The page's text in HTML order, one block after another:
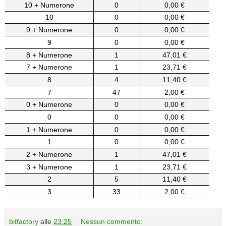
10 + Numerone
0
0,00 €
10
0
0,00 €
9 + Numerone
0
0,00 €
9
0
0,00 €
8 + Numerone
1
47,01 €
7 + Numerone
1
23,71 €
8
4
11,40 €
7
47
2,00 €
0 + Numerone
0
0,00 €
0
0
0,00 €
1 + Numerone
0
0,00 €
1
0
0,00 €
2 + Numerone
1
47,01 €
3 + Numerone
1
23,71 €
2
5
11,40 €
3
33 2,00 €
bitfactory alle 23:25 Nessun commento: